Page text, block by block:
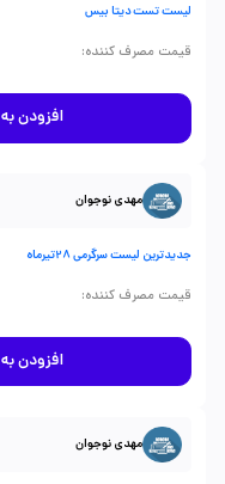
لیست تست دیتا بیس
قیمت مصرف کننده:
افزودن به لیست
مهدی نوجوان
جدیدترین لیست سرگرمی 28تیرماه
قیمت مصرف کننده:
افزودن به لیست
مهدی نوجوان